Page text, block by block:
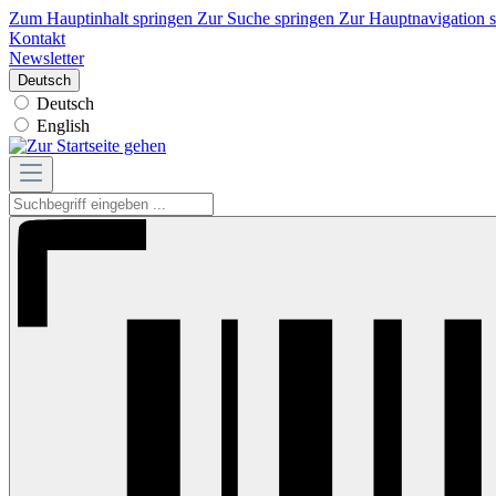
Zum Hauptinhalt springen Zur Suche springen Zur Hauptnavigation
Kontakt
Newsletter
Deutsch
Deutsch
English